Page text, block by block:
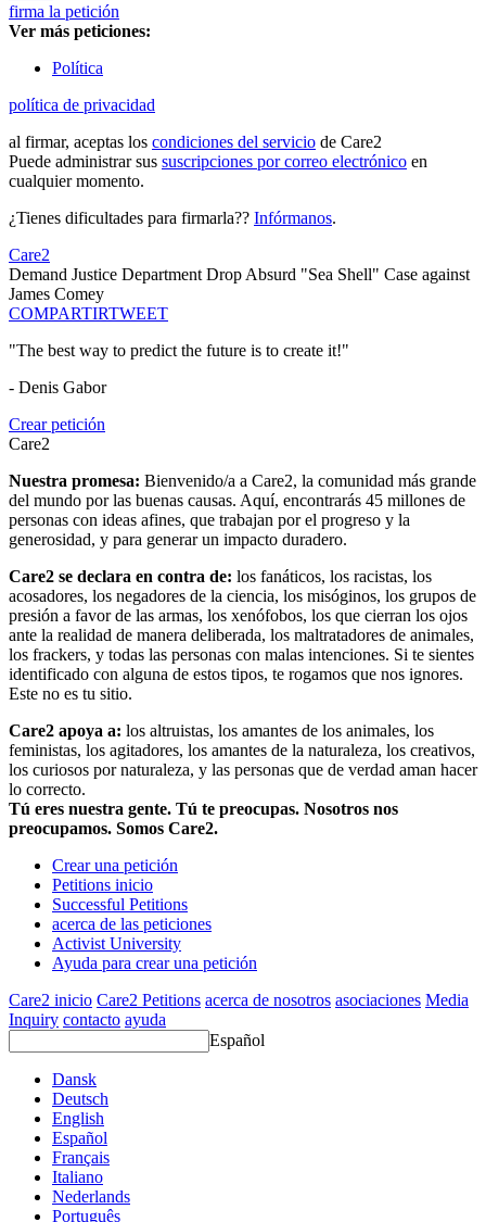
firma la petición
Ver más peticiones:
Política
política de privacidad
al firmar, aceptas los condiciones del servicio de Care2
Puede administrar sus suscripciones por correo electrónico en
cualquier momento.
¿Tienes dificultades para firmarla?? Infórmanos.
Care2
Demand Justice Department Drop Absurd "Sea Shell" Case against
James Comey
COMPARTIRTWEET
"The best way to predict the future is to create it!"
- Denis Gabor
Crear petición
Care2
Nuestra promesa: Bienvenido/a a Care2, la comunidad más grande
del mundo por las buenas causas. Aquí, encontrarás 45 millones de
personas con ideas afines, que trabajan por el progreso y la
generosidad, y para generar un impacto duradero.
Care2 se declara en contra de: los fanáticos, los racistas, los
acosadores, los negadores de la ciencia, los misóginos, los grupos de
presión a favor de las armas, los xenófobos, los que cierran los ojos
ante la realidad de manera deliberada, los maltratadores de animales,
los frackers, y todas las personas con malas intenciones. Si te sientes
identificado con alguna de estos tipos, te rogamos que nos ignores.
Este no es tu sitio.
Care2 apoya a: los altruistas, los amantes de los animales, los
feministas, los agitadores, los amantes de la naturaleza, los creativos,
los curiosos por naturaleza, y las personas que de verdad aman hacer
lo correcto.
Tú eres nuestra gente. Tú te preocupas. Nosotros nos
preocupamos. Somos Care2.
Crear una petición
Petitions inicio
Successful Petitions
acerca de las peticiones
Activist University
Ayuda para crear una petición
Care2 inicio Care2 Petitions acerca de nosotros asociaciones Media
Inquiry contacto ayuda
Español
Dansk
Deutsch
English
Español
Français
Italiano
Nederlands
Português